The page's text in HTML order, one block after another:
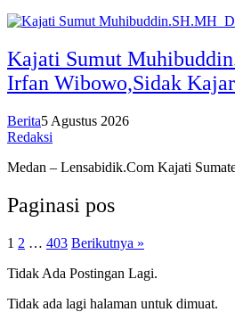
Kajati Sumut
Irfan Wibowo,Sidak
Berita5 Agustus 2026
Redaksi
Medan – Lensabidik.Com Kajati
Paginasi pos
1 2 … 403 Berikutnya »
Tidak Ada Postingan Lagi.
Tidak ada lagi halaman untuk dimuat.